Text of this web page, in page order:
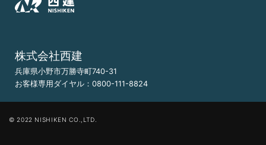
株式会社西建
兵庫県小野市万勝寺町740-31
お客様専用ダイヤル： 0800-111-8824
© 2022 NISHIKEN CO.,LTD.